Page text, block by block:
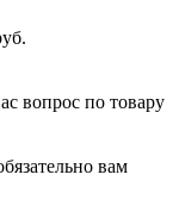
вопрос по товару
вам